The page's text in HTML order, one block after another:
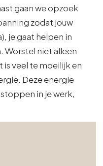
gaan we opzoek
zodat jouw
je gaat helpen in
Worstel niet alleen
veel te moeilijk en
Deze energie
in je werk,